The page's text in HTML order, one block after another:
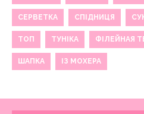
СЕРВЕТКА СПІДНИЦЯ
ТОП ТУНІКА ФІЛЕЙНАЯ
ШАПКА ІЗ МОХЕРА